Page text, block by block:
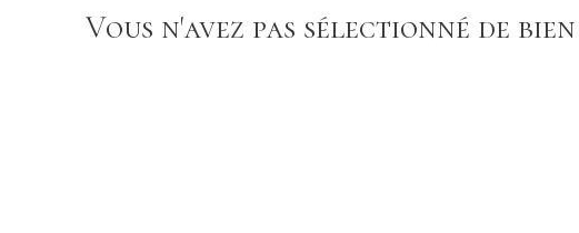
Vous n'avez pas sélectionné de bien